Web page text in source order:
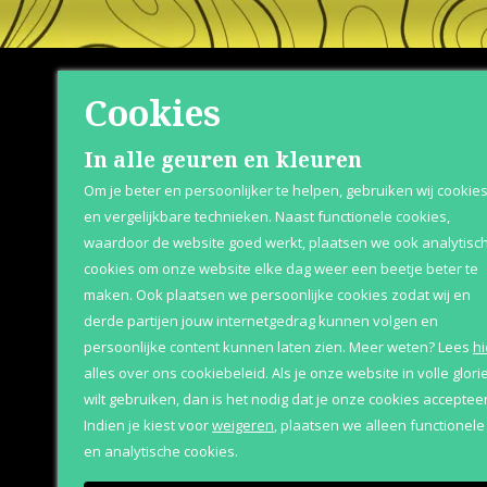
Shop
Herenparfum
Damesparfum
Merken
Geschenksets
Aanbiedingen
Over
Retourneren
Bezorging
Cookies
In alle geuren en kleuren
Om je beter en persoonlijker te helpen, gebruiken wij cookies
en vergelijkbare technieken. Naast functionele cookies,
waardoor de website goed werkt, plaatsen we ook
cookies om onze website elke dag weer een beetje beter te
maken. Ook plaatsen we persoonlijke cookies zodat wij en
derde partijen jouw internetgedrag kunnen volgen en
persoonlijke content kunnen laten zien. Meer weten?Lees
alles over ons cookiebeleid. Als je onze website in volle glorie
wilt gebruiken, dan is het nodig dat je onze cookies
Indien je kiest voorweigeren,plaatsen we alleen functionele
en analytische cookies.